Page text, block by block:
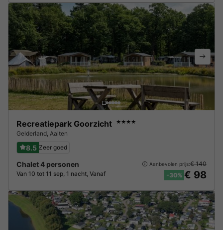
Recreatiepark Goorzicht ★★★★
Gelderland, Aalten
8.5 Zeer goed
Chalet 4 personen
Van 10 tot 11 sep, 1 nacht, Vanaf
Aanbevolen prijs:€ 140
-30% € 98